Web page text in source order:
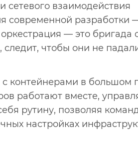
взаимодействия
современной разработки
— это бригада
чтобы они не
контейнерами в большом
работают вместе,
рутину, позволяя
настройках